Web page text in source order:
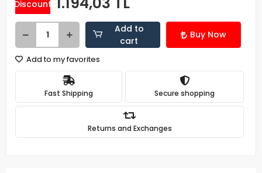
Discount
Add to
cart
Buy Now
Add to my favorites
Fast Shipping Secure shopping
Returns and Exchanges